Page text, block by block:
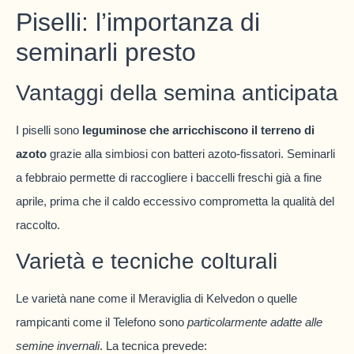
Piselli: l’importanza di
seminarli presto
Vantaggi della semina anticipata
I piselli sono leguminose che arricchiscono il terreno di
azoto grazie alla simbiosi con batteri azoto-fissatori. Seminarli
a febbraio permette di raccogliere i baccelli freschi già a fine
aprile, prima che il caldo eccessivo comprometta la qualità del
raccolto.
Varietà e tecniche colturali
Le varietà nane come il Meraviglia di Kelvedon o quelle
rampicanti come il Telefono sono particolarmente adatte alle
semine invernali. La tecnica prevede: